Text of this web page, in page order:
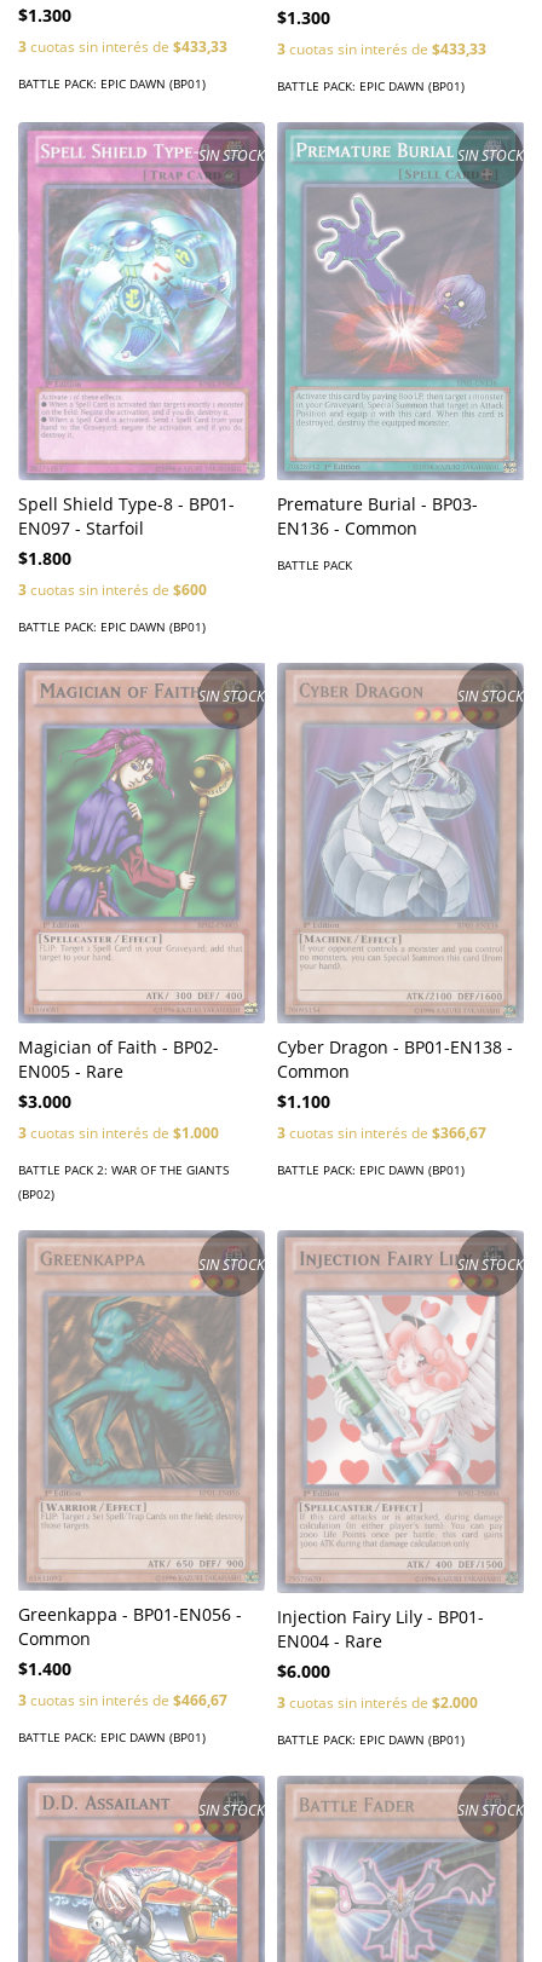
$1.300
3cuotas sin interés de $433,33
BATTLE PACK: EPIC DAWN (BP01)
$1.300
3cuotas sin interés de $433,33
BATTLE PACK: EPIC DAWN (BP01)
SIN STOCK
Spell Shield Type-8 - BP01-
EN097 - Starfoil
$1.800
3cuotas sin interés de $600
BATTLE PACK: EPIC DAWN (BP01)
SIN STOCK
Premature Burial - BP03-
EN136 - Common
BATTLE PACK
SIN STOCK
Magician of Faith - BP02-
EN005 - Rare
$3.000
3cuotas sin interés de $1.000
BATTLE PACK 2: WAR OF THE GIANTS
(BP02)
SIN STOCK
Cyber Dragon - BP01-EN138 -
Common
$1.100
3cuotas sin interés de $366,67
BATTLE PACK: EPIC DAWN (BP01)
SIN STOCK
Greenkappa - BP01-EN056 -
Common
$1.400
3cuotas sin interés de $466,67
BATTLE PACK: EPIC DAWN (BP01)
SIN STOCK
Injection Fairy Lily - BP01-
EN004 - Rare
$6.000
3cuotas sin interés de $2.000
BATTLE PACK: EPIC DAWN (BP01)
SIN STOCK SIN STOCK